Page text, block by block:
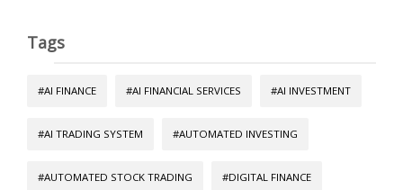
Tags
#AI FINANCE #AI FINANCIAL SERVICES #AI INVESTMENT
#AI TRADING SYSTEM #AUTOMATED INVESTING
#AUTOMATED STOCK TRADING #DIGITAL FINANCE